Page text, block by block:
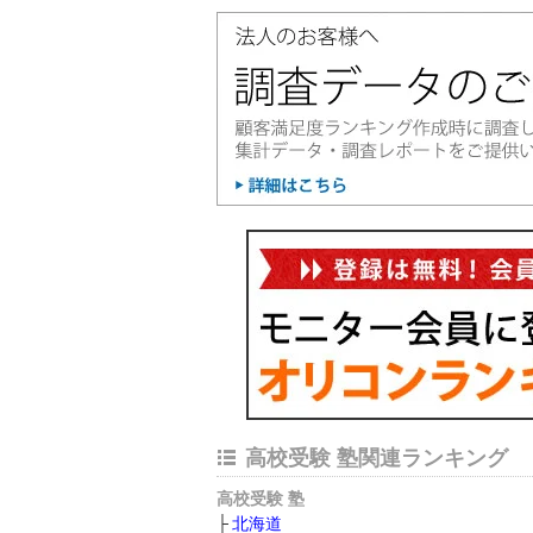
高校受験 塾関連ランキング
高校受験 塾
北海道